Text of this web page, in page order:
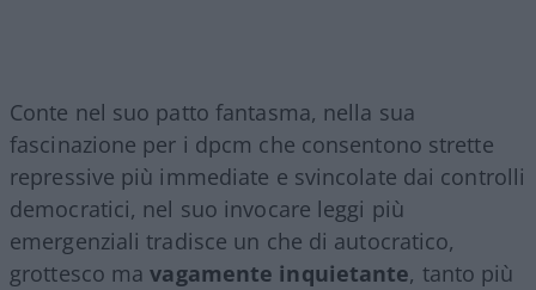
Conte nel suo patto fantasma, nella sua
fascinazione per i dpcm che consentono strette
repressive più immediate e svincolate dai controlli
democratici, nel suo invocare leggi più
emergenziali tradisce un che di autocratico,
grottesco mavagamente inquietante, tanto più